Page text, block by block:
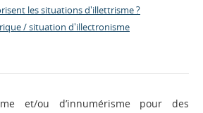
les situations d'illettrisme ?
/ situation d'illectronisme
et/ou d’innumérisme pour des